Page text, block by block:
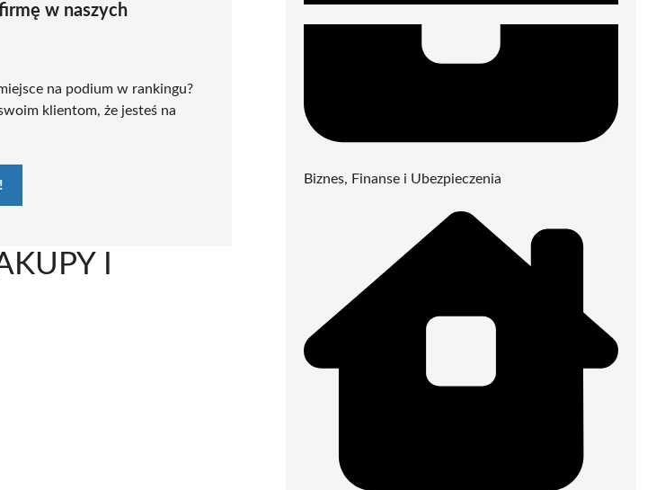
w naszych
na podium w rankingu?
klientom, że jesteś na
I
Biznes, Finanse i Ubezpieczenia